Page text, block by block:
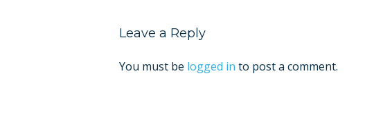
Leave a Reply
You must be logged in to post a comment.